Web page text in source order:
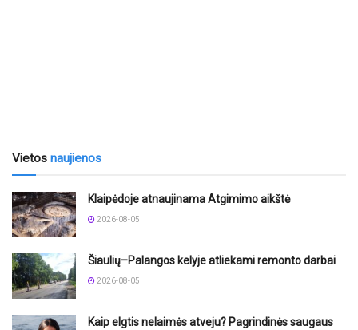
Vietos naujienos
Klaipėdoje atnaujinama Atgimimo aikštė
2026-08-05
Šiaulių–Palangos kelyje atliekami remonto darbai
2026-08-05
Kaip elgtis nelaimės atveju? Pagrindinės saugaus